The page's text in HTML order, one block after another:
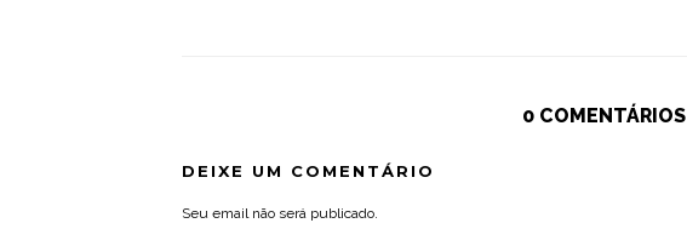
0 COMENTÁRIOS
DEIXE UM COMENTÁRIO
Seu email não será publicado.